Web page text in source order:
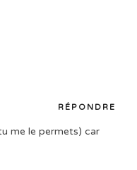
RÉPONDRE
me le permets) car